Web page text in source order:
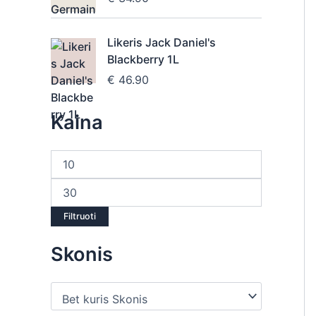
Likeris Jack Daniel's
Blackberry 1L
€ 46.90
Kaina
Filtruoti
Skonis